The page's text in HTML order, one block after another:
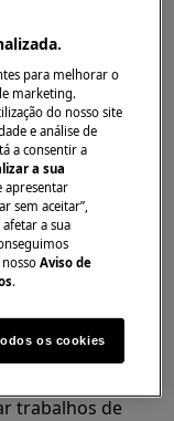
a movê-
calçado de
cortes
trabalhos de
para melhorar o
marketing.
do nosso site
e análise de
a consentir a
a sua
apresentar
sem aceitar”,
a sua
nossoAviso de
.
os cookies